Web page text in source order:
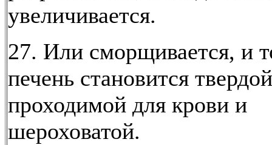
увеличивается.
27. Или сморщивается, и
печень становится
проходимой для крови и
шероховатой.